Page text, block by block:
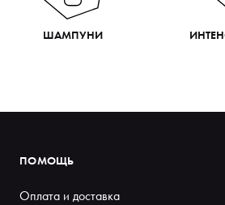
ШАМПУНИ
ПОМОЩЬ
Оплата и доставка